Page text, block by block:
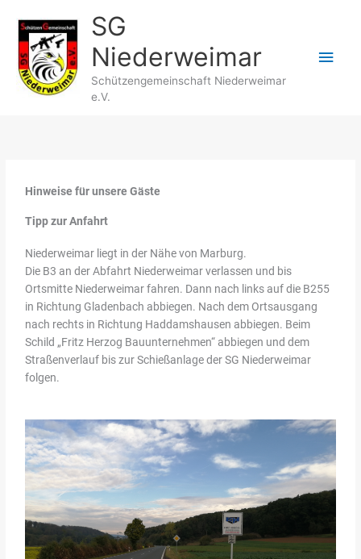
Inhalt
springen
SG
Niederweimar
Schützengemeinschaft Niederweimar
e.V.
Hinweise für unsere Gäste
Tipp zur Anfahrt
Niederweimar liegt in der Nähe von Marburg.
Die B3 an der Abfahrt Niederweimar verlassen und bis
Ortsmitte Niederweimar fahren. Dann nach links auf die B255
in Richtung Gladenbach abbiegen. Nach dem Ortsausgang
nach rechts in Richtung Haddamshausen abbiegen. Beim
Schild „Fritz Herzog Bauunternehmen“ abbiegen und dem
Straßenverlauf bis zur Schießanlage der SG Niederweimar
folgen.